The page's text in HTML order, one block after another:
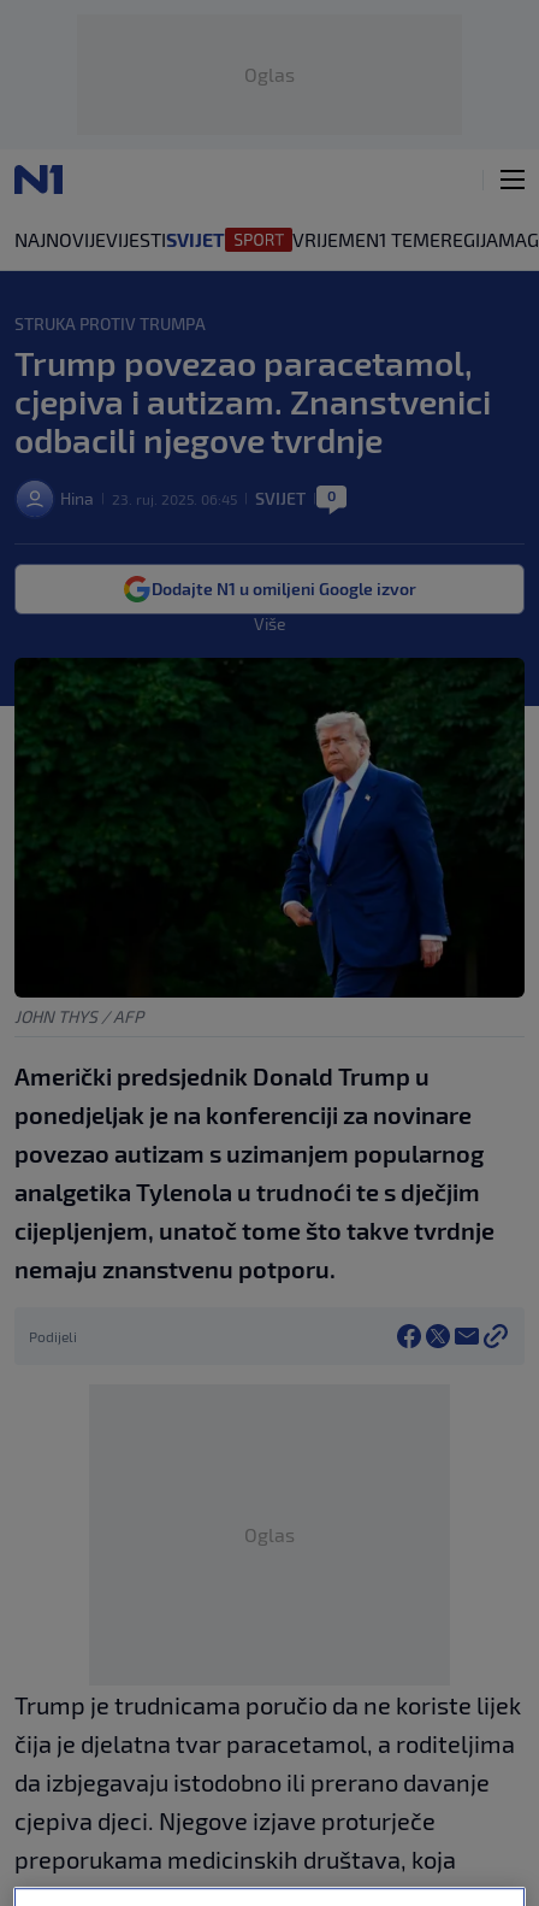
Oglas
NAJNOVIJEVIJESTISVIJET VRIJEMEN1 TEMEREGIJA
STRUKA PROTIV TRUMPA
Trump povezao paracetamol,
cjepiva i autizam. Znanstvenici
odbacili njegove tvrdnje
Hina 23. ruj. 2025. 06:45 SVIJET 0
Dodajte N1 u omiljeni Google izvor
Više
JOHN THYS / AFP
Američki predsjednik Donald Trump u
ponedjeljak je na konferenciji za novinare
povezao autizam s uzimanjem popularnog
analgetika Tylenola u trudnoći te s dječjim
cijepljenjem, unatoč tome što takve tvrdnje
nemaju znanstvenu potporu.
Podijeli
Oglas
Trump je trudnicama poručio da ne koriste lijek
čija je djelatna tvar paracetamol, a roditeljima
da izbjegavaju istodobno ili prerano davanje
cjepiva djeci. Njegove izjave proturječe
preporukama medicinskih društava, koja
naglašavaju sigurnost paracetamola u